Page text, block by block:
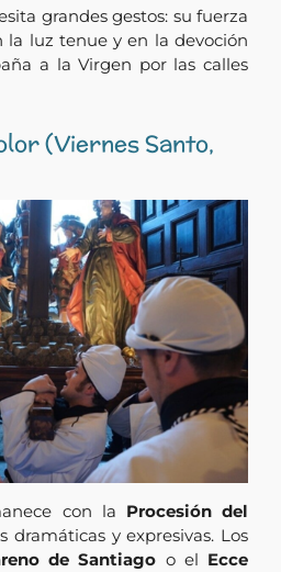
grandes gestos: su fuerza
la luz tenue y en la devoción
a la Virgen por las calles
(Viernes Santo,
con la Procesión del
dramáticas y expresivas. Los
de Santiago o el Ecce